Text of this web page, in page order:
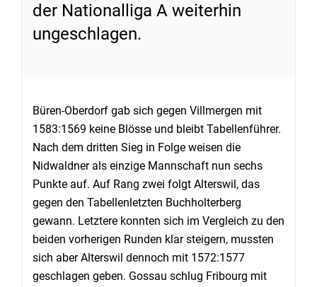
der Nationalliga A weiterhin
ungeschlagen.
Büren-Oberdorf gab sich gegen Villmergen mit
1583:1569 keine Blösse und bleibt Tabellenführer.
Nach dem dritten Sieg in Folge weisen die
Nidwaldner als einzige Mannschaft nun sechs
Punkte auf. Auf Rang zwei folgt Alterswil, das
gegen den Tabellenletzten Buchholterberg
gewann. Letztere konnten sich im Vergleich zu den
beiden vorherigen Runden klar steigern, mussten
sich aber Alterswil dennoch mit 1572:1577
geschlagen geben. Gossau schlug Fribourg mit